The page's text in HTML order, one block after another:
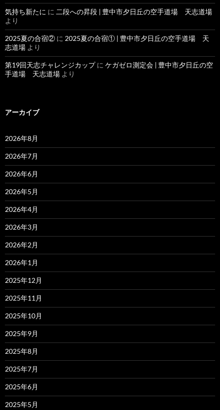
気持ち新たに に 二段への昇段 | 豊中市夕日丘の空手道場 天志道場
より
2025夏の合宿② に 2025夏の合宿① | 豊中市夕日丘の空手道場 天
志道場 より
第19回天志チャレンジカップに ケガゼロ測定会 | 豊中市夕日丘の空
手道場 天志道場 より
アーカイブ
2026年8月
2026年7月
2026年6月
2026年5月
2026年4月
2026年3月
2026年2月
2026年1月
2025年12月
2025年11月
2025年10月
2025年9月
2025年8月
2025年7月
2025年6月
2025年5月